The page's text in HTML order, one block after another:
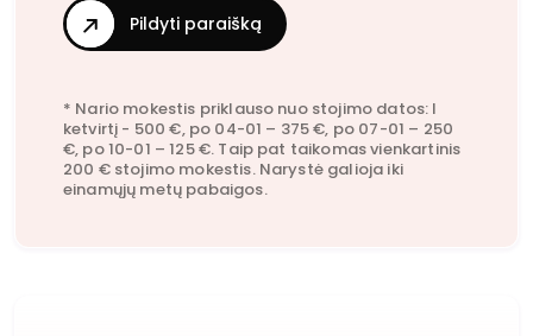
Pildyti paraišką
* Nario mokestis priklauso nuo stojimo datos: I
ketvirtį - 500 €, po 04-01 – 375 €, po 07-01 – 250
€, po 10-01 – 125 €. Taip pat taikomas vienkartinis
200 € stojimo mokestis. Narystė galioja iki
einamųjų metų pabaigos.